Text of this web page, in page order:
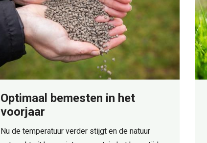
Optimaal bemesten in het
voorjaar
Nu de temperatuur verder stijgt en de natuur